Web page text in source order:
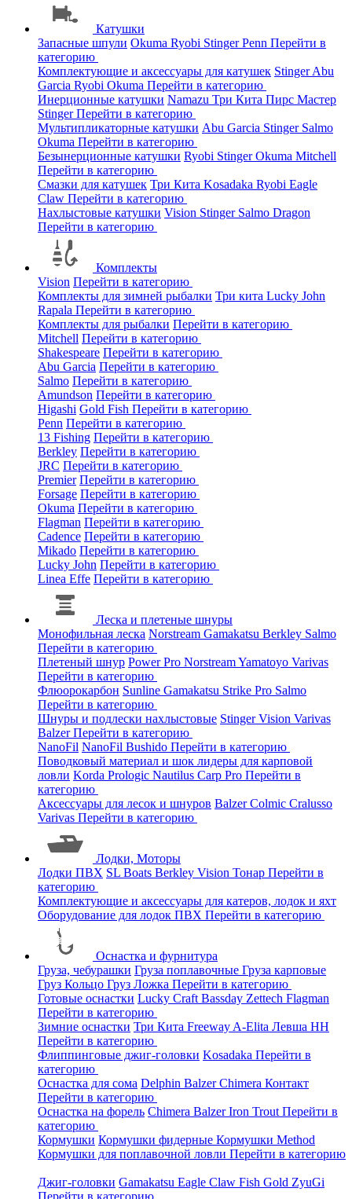
Катушки
Запасные шпули Okuma Ryobi StingerPenn Перейти в
категорию
Комплектующие и аксессуары для катушек StingerAbu
Garcia Ryobi Okuma Перейти в категорию
Инерционные катушки Namazu Три Кита Пирс Мастер
StingerПерейти в категорию
Мультипликаторные катушки Abu Garcia Stinger Salmo
Okuma Перейти в категорию
Безынерционные катушки Ryobi StingerOkuma Mitchell
Перейти в категорию
Смазки для катушек Три Кита Kosadaka Ryobi Eagle
Claw Перейти в категорию
Нахлыстовые катушки Vision Stinger Salmo Dragon
Перейти в категорию
Комплекты
Vision Перейти в категорию
Комплекты для зимней рыбалки Три кита Lucky John
Rapala Перейти в категорию
Комплекты для рыбалки Перейти в категорию
Mitchell Перейти в категорию
Shakespeare Перейти в категорию
Abu Garcia Перейти в категорию
Salmo Перейти в категорию
Amundson Перейти в категорию
Higashi Gold Fish Перейти в категорию
Penn Перейти в категорию
13 Fishing Перейти в категорию
Berkley Перейти в категорию
JRC Перейти в категорию
Premier Перейти в категорию
Forsage Перейти в категорию
Okuma Перейти в категорию
Flagman Перейти в категорию
Cadence Перейти в категорию
Mikado Перейти в категорию
Lucky John Перейти в категорию
Linea Effe Перейти в категорию
Леска и плетеные шнуры
Монофильная леска Norstream Gamakatsu Berkley Salmo
Перейти в категорию
Плетеный шнур Power Pro NorstreamYamatoyo Varivas
Перейти в категорию
Флюорокарбон Sunline Gamakatsu Strike Pro Salmo
Перейти в категорию
Шнуры и подлески нахлыстовые StingerVision Varivas
BalzerПерейти в категорию
NanoFil NanoFil Bushido Перейти в категорию
Поводковый материал и шок лидеры для карповой
ловли Korda Prologic Nautilus Carp Pro Перейти в
категорию
Аксессуары для лесок и шнуров BalzerColmic Cralusso
Varivas Перейти в категорию
Лодки, Моторы
Лодки ПВХ SL Boats Berkley Vision Тонар Перейти в
категорию
Комплектующие и аксессуары для катеров, лодок и яхт
Оборудование для лодок ПВХ Перейти в категорию
Оснастка и фурнитура
Груза, чебурашки Груза поплавочные Груза карповые
Груз Кольцо Груз Ложка Перейти в категорию
Готовые оснастки Lucky Craft Bassday Zettech Flagman
Перейти в категорию
Зимние оснастки Три Кита Freeway A-Elita Левша НН
Перейти в категорию
Флиппинговые джиг-головки Kosadaka Перейти в
категорию
Оснастка для сома Delphin BalzerChimera Контакт
Перейти в категорию
Оснастка на форель Chimera BalzerIron Trout Перейти в
категорию
Кормушки Кормушки фидерные Кормушки Method
Кормушки для поплавочной ловли Перейти в категорию
Джиг-головки Gamakatsu Eagle Claw Fish Gold ZyuGi
Перейти в категорию